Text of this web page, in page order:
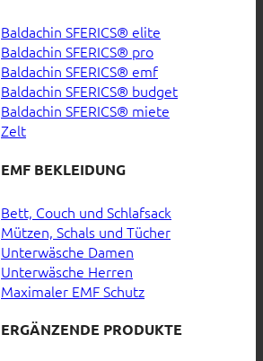
Baldachin SFERICS® elite
Baldachin SFERICS® pro
Baldachin SFERICS® emf
Baldachin SFERICS® budget
Baldachin SFERICS® miete
Zelt
EMF BEKLEIDUNG
Bett, Couch und Schlafsack
Mützen, Schals und Tücher
Unterwäsche Damen
Unterwäsche Herren
Maximaler EMF Schutz
ERGÄNZENDE PRODUKTE